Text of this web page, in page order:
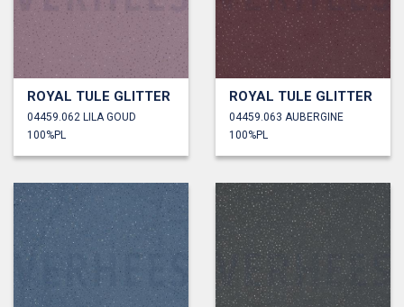
ROYAL TULE GLITTER
04459.062 LILA GOUD
100%PL
ROYAL TULE GLITTER
04459.063 AUBERGINE
100%PL